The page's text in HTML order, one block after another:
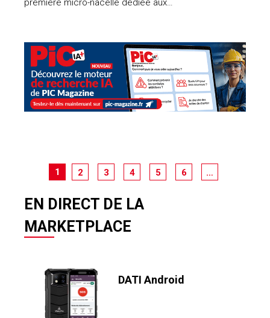
première micro-nacelle dédiée aux…
1 2 3 4 5 6 …
EN DIRECT DE LA
MARKETPLACE
DATI Android